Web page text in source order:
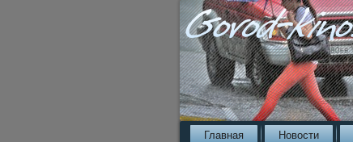
Главная Новости